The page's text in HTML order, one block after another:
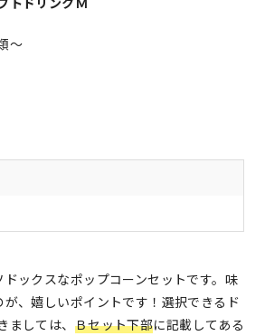
～
ックスなポップコーンセットです。味
が、嬉しいポイントです！選択できるド
ましては、 Ｂセット下部に記載してある